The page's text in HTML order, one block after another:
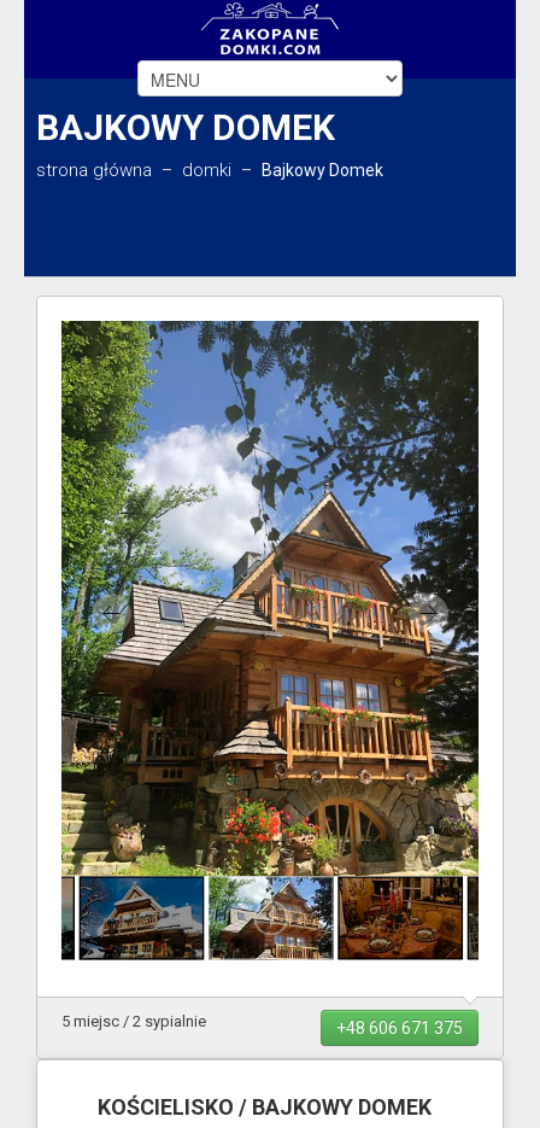
BAJKOWY DOMEK
strona główna – domki – Bajkowy Domek
5 miejsc / 2 sypialnie +48 606 671 375
KOŚCIELISKO / BAJKOWY DOMEK